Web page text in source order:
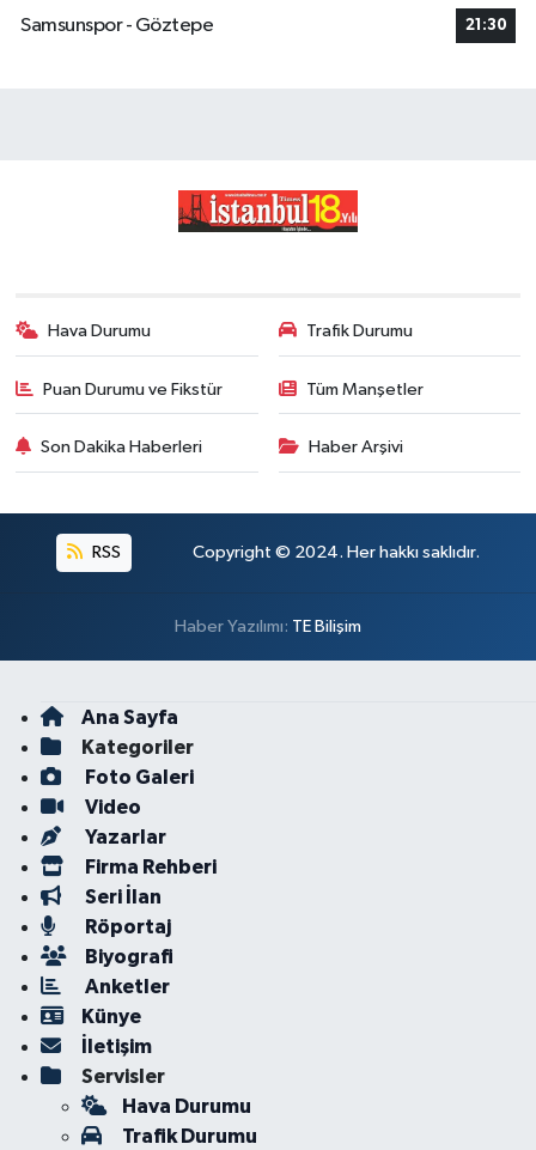
Samsunspor - Göztepe
21:30
Hava Durumu Trafik Durumu
Puan Durumu ve Fikstür Tüm Manşetler
Son Dakika Haberleri Haber Arşivi
RSS Copyright © 2024. Her hakkı saklıdır.
Haber Yazılımı: TE Bilişim
Ana Sayfa
Kategoriler
Foto Galeri
Video
Yazarlar
Firma Rehberi
Seri İlan
Röportaj
Biyografi
Anketler
Künye
İletişim
Servisler
Hava Durumu
Trafik Durumu